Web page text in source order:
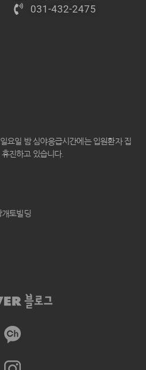
031-432-2475
요일 밤 심야응급시간에는 입원환자 집
진하고 있습니다.
개토빌딩